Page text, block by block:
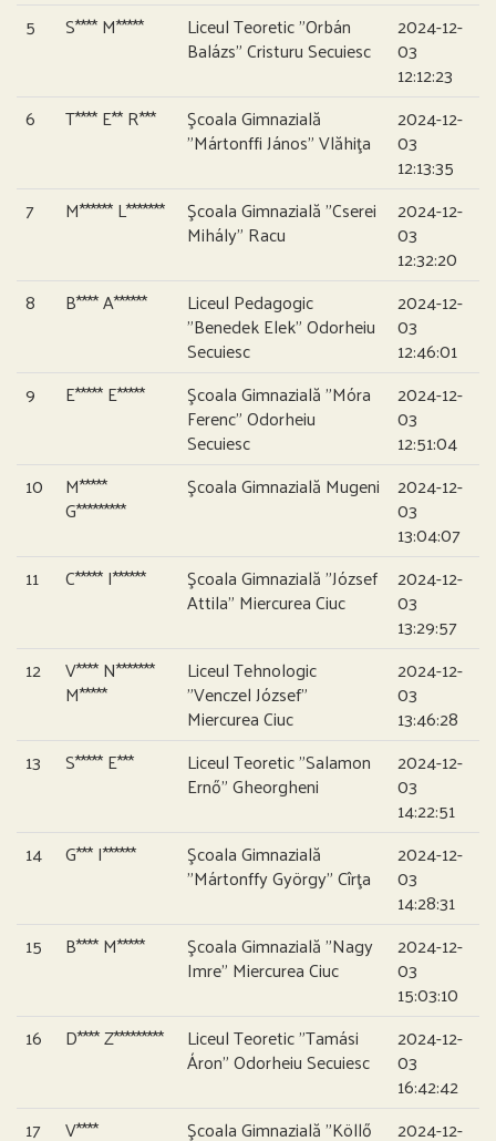
5
S**** M***** Liceul Teoretic ”Orbán
Balázs” Cristuru Secuiesc
2024-12-
03
12:12:23
6
T**** E** R*** Şcoala Gimnazială
”Mártonffi János” Vlăhiţa
2024-12-
03
12:13:35
7
M****** L******* Şcoala Gimnazială ”Cserei
Mihály” Racu
2024-12-
03
12:32:20
8
B**** A****** Liceul Pedagogic
”Benedek Elek” Odorheiu
Secuiesc
2024-12-
03
12:46:01
9
E***** E***** Şcoala Gimnazială ”Móra
Ferenc” Odorheiu
Secuiesc
2024-12-
03
12:51:04
10
M*****
G*********
Şcoala Gimnazială Mugeni 2024-12-
03
13:04:07
11
C***** I****** Şcoala Gimnazială ”József
Attila” Miercurea Ciuc
2024-12-
03
13:29:57
12
V**** N*******
M*****
Liceul Tehnologic
”Venczel József”
Miercurea Ciuc
2024-12-
03
13:46:28
13
S***** E*** Liceul Teoretic ”Salamon
Ernő” Gheorgheni
2024-12-
03
14:22:51
14
G*** I****** Şcoala Gimnazială
”Mártonffy György” Cîrţa
2024-12-
03
14:28:31
15
B**** M***** Şcoala Gimnazială ”Nagy
Imre” Miercurea Ciuc
2024-12-
03
15:03:10
16
D**** Z********* Liceul Teoretic ”Tamási
Áron” Odorheiu Secuiesc
2024-12-
03
16:42:42
17
V**** Şcoala Gimnazială ”Köllő 2024-12-